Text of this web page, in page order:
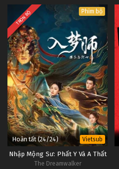
TRỌN BỘ Phim bộ
Hoàn tất (24/24) Vietsub
Nhập Mộng Sư: Phất Y Và A Thất
The Dreamwalker